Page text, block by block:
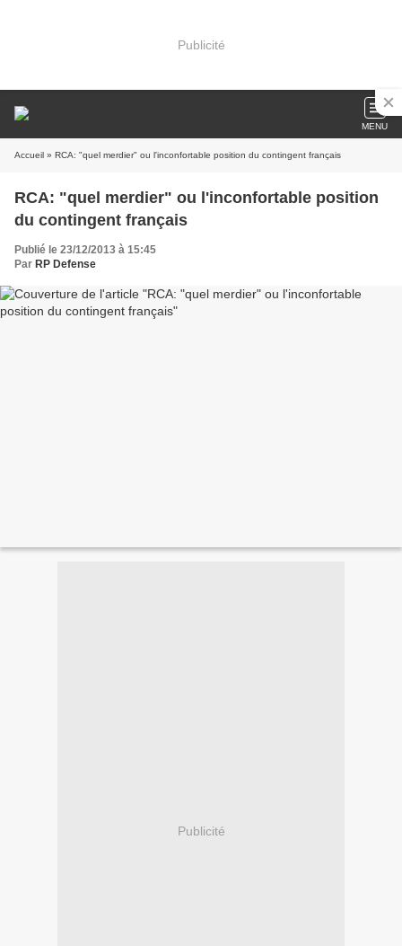
Publicité
MENU
Accueil » RCA: "quel merdier" ou l'inconfortable position du contingent français
RCA: "quel merdier" ou l'inconfortable position
du contingent français
Publié le 23/12/2013 à 15:45
Par RP Defense
Publicité